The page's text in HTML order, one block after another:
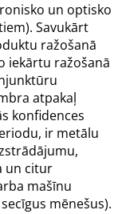
un optisko
Savukārt
ražošanā
iekārtu ražošanā
atpakaļ
konfidences
ir metālu
un citur
mašīnu
mēnešus).